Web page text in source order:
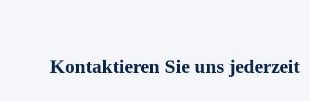
Kontaktieren Sie uns jederzeit